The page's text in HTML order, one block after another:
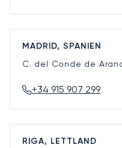
MADRID, SPANIEN
C. del Conde de
+34 915 907 299
RIGA, LETTLAND